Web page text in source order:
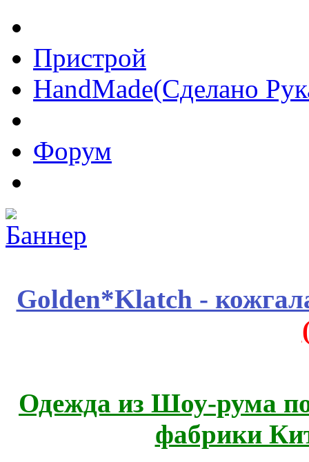
Пристрой
HandMade(Сделано
Форум
Golden*Klatch -
Одежда из Шоу-рума
фабрики